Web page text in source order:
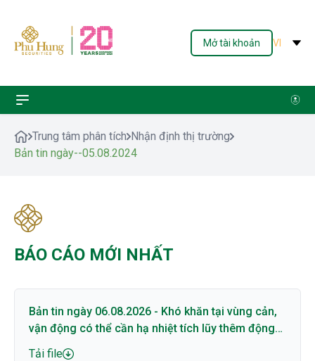
Mở tài khoản VI
Trung tâm phân tích Nhận định thị trường
Bản tin ngày--05.08.2024
BÁO CÁO MỚI NHẤT
Bản tin ngày 06.08.2026 - Khó khăn tại vùng cản,
vận động có thể cần hạ nhiệt tích lũy thêm động
lượng
Tải file